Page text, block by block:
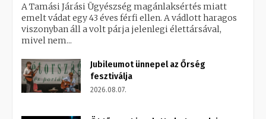
A Tamási Járási Ügyészség magánlaksértés miatt
emelt vádat egy 43 éves férfi ellen. A vádlott haragos
viszonyban áll a volt párja jelenlegi élettársával,
mivel nem...
Jubileumot ünnepel az Őrség
fesztiválja
2026.08.07.